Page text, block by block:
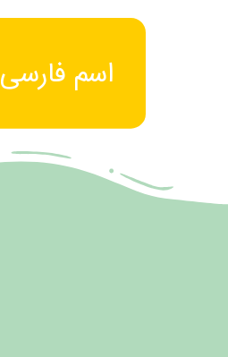
اسم فارسی
اسم فارسی